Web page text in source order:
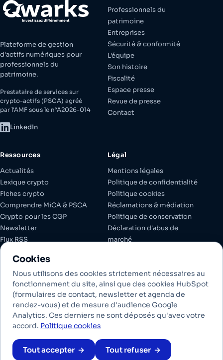
Plateforme de gestion
d'actifs numériques pour
professionnels du
patrimoine.
Prestataire de services sur
crypto-actifs (PSCA) agréé
par l'AMF sous le n°A2026-014
LinkedIn
Professionnels du
patrimoine
Entreprises
Sécurité & conformité
L'équipe
Son histoire
Fiscalité
Espace presse
Revue de presse
Contact
Ressources
Actualités
Lexique crypto
Fiches crypto
Comprendre MiCA & PSCA
Crypto pour les CGP
Newsletter
Flux RSS
Espace client
Légal
Mentions légales
Politique de confidentialité
Politique cookies
Réclamations & médiation
Politique de conservation
Déclaration d'abus de
marché
Investir dans les crypto-actifs comporte des risques de liquidité,
de volatilité et de perte partielle ou totale en capital. Les crypto-
actifs conservés ne bénéficient pas des garanties des dépôts
bancaires. Les performances passées ne préjugent pas des
performances futures.
PSCA MiCA · AMF A2026-014
Cookies
Nous utilisons des cookies strictement nécessaires au
fonctionnement du site, ainsi que des cookies HubSpot
(formulaires de contact, newsletter et agenda de
rendez-vous) et de mesure d'audience Google
Analytics. Ces derniers ne sont déposés qu'avec votre
accord. Politique cookies
Tout accepter Tout refuser